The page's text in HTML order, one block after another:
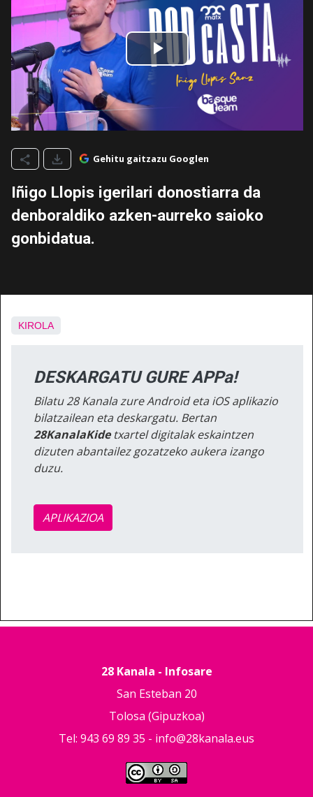
Gehitu gaitzazu Googlen
Iñigo Llopis igerilari donostiarra da
denboraldiko azken-aurreko saioko
gonbidatua.
KIROLA
DESKARGATU GURE APPa!
Bilatu 28 Kanala zure Android eta iOS aplikazio
bilatzailean eta deskargatu. Bertan
28KanalaKidetxartel digitalak eskaintzen
dizuten abantailez gozatzeko aukera izango
duzu.
APLIKAZIOA
28 Kanala - Infosare
San Esteban 20
Tolosa (Gipuzkoa)
Tel: 943 69 89 35 - info@28kanala.eus